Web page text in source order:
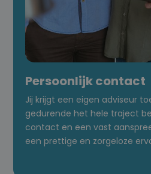
Persoonlijk contact
Jij krijgt een eigen adviseur
gedurende het hele traject
contact en een vast
een prettige en zorgeloze